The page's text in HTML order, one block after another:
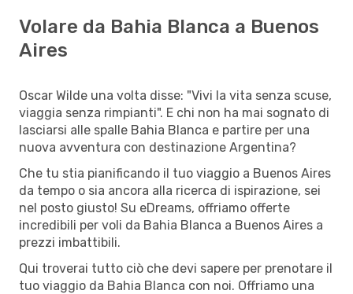
Volare da Bahia Blanca a Buenos
Aires
Oscar Wilde una volta disse: "Vivi la vita senza scuse,
viaggia senza rimpianti". E chi non ha mai sognato di
lasciarsi alle spalle Bahia Blanca e partire per una
nuova avventura con destinazione Argentina?
Che tu stia pianificando il tuo viaggio a Buenos Aires
da tempo o sia ancora alla ricerca di ispirazione, sei
nel posto giusto! Su eDreams, offriamo offerte
incredibili per voli da Bahia Blanca a Buenos Aires a
prezzi imbattibili.
Qui troverai tutto ciò che devi sapere per prenotare il
tuo viaggio da Bahia Blanca con noi. Offriamo una